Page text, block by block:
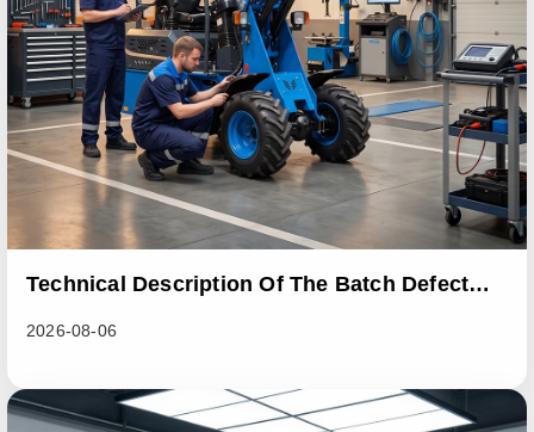
Technical Description Of The Batch Defect
2026-08-06